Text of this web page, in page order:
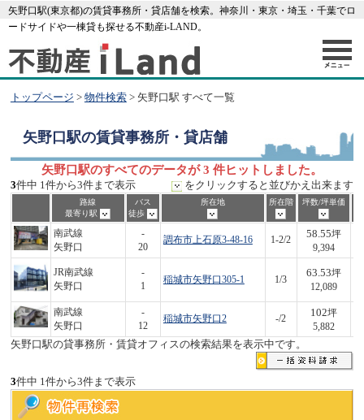
矢野口駅(東京都)の賃貸事務所・貸店舗を検索。神奈川・東京・埼玉・千葉でロ
ードサイドや一棟貸も探せる不動産i-LAND。
トップページ > 物件検索> 矢野口駅 すべて一覧
矢野口駅の賃貸事務所・貸店舗
矢野口駅のすべてのデータが 3 件ヒットしました。
3件中 1件から3件まで表示 をクリックすると並びかえ出来ます
路線
最寄り駅
バス
徒歩
所在地 所在階 坪数/坪単価
南武線
矢野口
-
20
調布市上石原3-48-16 1-2/2
58.55坪
9,394
JR南武線
矢野口
-
1
稲城市矢野口305-1 1/3
63.53坪
12,089
南武線
矢野口
-
12
稲城市矢野口2 -/2
102坪
5,882
矢野口駅の貸事務所・賃貸オフィスの検索結果を表示中です。
3件中 1件から3件まで表示